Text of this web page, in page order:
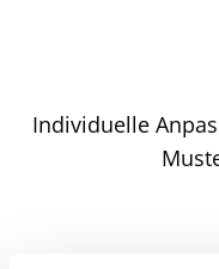
Individuelle